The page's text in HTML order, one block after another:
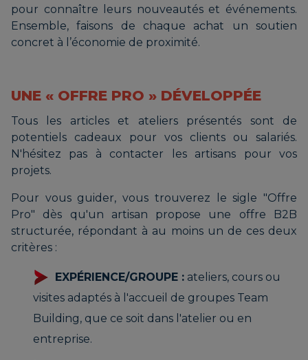
pour connaître leurs nouveautés et événements.
Ensemble, faisons de chaque achat un soutien
concret à l’économie de proximité.
UNE « OFFRE PRO » DÉVELOPPÉE
Tous les articles et ateliers présentés sont de
potentiels cadeaux pour vos clients ou salariés.
N'hésitez pas à contacter les artisans pour vos
projets.
Pour vous guider, vous trouverez le sigle "Offre
Pro" dès qu'un artisan propose une offre B2B
structurée, répondant à au moins un de ces deux
critères :
EXPÉRIENCE/GROUPE : ateliers, cours ou
visites adaptés à l'accueil de groupes Team
Building, que ce soit dans l'atelier ou en
entreprise.